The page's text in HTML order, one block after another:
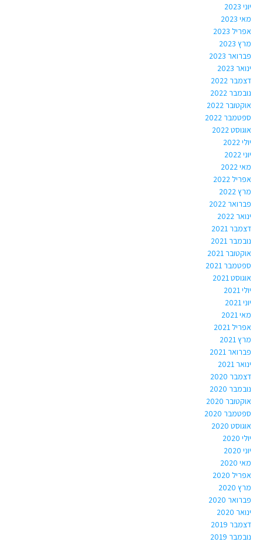
יוני 2023
מאי 2023
אפריל 2023
מרץ 2023
פברואר 2023
ינואר 2023
דצמבר 2022
נובמבר 2022
אוקטובר 2022
ספטמבר 2022
אוגוסט 2022
יולי 2022
יוני 2022
מאי 2022
אפריל 2022
מרץ 2022
פברואר 2022
ינואר 2022
דצמבר 2021
נובמבר 2021
אוקטובר 2021
ספטמבר 2021
אוגוסט 2021
יולי 2021
יוני 2021
מאי 2021
אפריל 2021
מרץ 2021
פברואר 2021
ינואר 2021
דצמבר 2020
נובמבר 2020
אוקטובר 2020
ספטמבר 2020
אוגוסט 2020
יולי 2020
יוני 2020
מאי 2020
אפריל 2020
מרץ 2020
פברואר 2020
ינואר 2020
דצמבר 2019
נובמבר 2019